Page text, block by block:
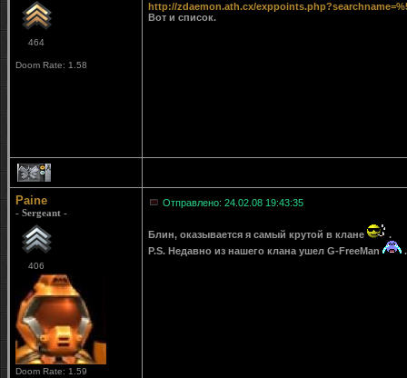
464
Doom Rate: 1.58
http://zdaemon.ath.cx/
Вот и список.
1
Paine
- Sergeant -
406
Doom Rate: 1.59
Отправлено: 24.02.08 19:43:35
Блин, оказывается я самый крутой в клане
.
P.S. Недавно из нашего клана ушел G-FreeMan
.